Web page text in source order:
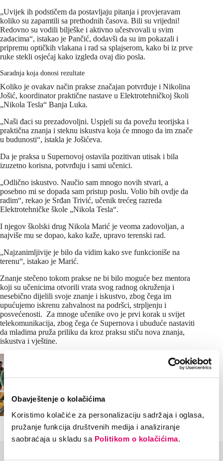
Obavještenje o kolačićima
Koristimo kolačiće za personalizaciju sadržaja i oglasa,
pružanje funkcija društvenih medija i analiziranje
saobraćaja u skladu sa Politikom o kolačićima
„Uvijek ih podstičem da postavljaju pitanja i provjeravam
koliko su zapamtili sa prethodnih časova. Bili su vrijedni!
Redovno su vodili bilješke i aktivno učestvovali u svim
zadacima“, istakao je Pančić, dodavši da su im pokazali i
pripremu optičkih vlakana i rad sa splajserom, kako bi iz prve
ruke stekli osjećaj kako izgleda ovaj dio posla.
Saradnja koja donosi rezultate
Koliko je ovakav način prakse značajan potvrđuje i Nikolina
Jošić, koordinator praktične nastave u Elektrotehničkoj školi
„Nikola Tesla“ Banja Luka.
„Naši đaci su prezadovoljni. Uspjeli su da povežu teorijska i
praktična znanja i steknu iskustva koja će mnogo da im znače
u budunosti“, istakla je Jošićeva.
Da je praksa u Supernovoj ostavila pozitivan utisak i bila
izuzetno korisna, potvrđuju i sami učenici.
„Odlično iskustvo. Naučio sam mnogo novih stvari, a
posebno mi se dopada sam pristup poslu. Volio bih ovdje da
radim“, rekao je Srđan Trivić, učenik trećeg razreda
Elektrotehničke škole „Nikola Tesla“.
I njegov školski drug Nikola Marić je veoma zadovoljan, a
najviše mu se dopao, kako kaže, upravo terenski rad.
„Najzanimljivije je bilo da vidim kako sve funkcioniše na
terenu“, istakao je Marić.
Znanje stečeno tokom prakse ne bi bilo moguće bez mentora
koji su učenicima otvorili vrata svog radnog okruženja i
nesebično dijelili svoje znanje i iskustvo, zbog čega im
upućujemo iskrenu zahvalnost na podršci, strpljenju i
posvećenosti. Za mnoge učenike ovo je prvi korak u svijet
telekomunikacija, zbog čega će Supernova i ubuduće nastaviti
da mladima pruža priliku da kroz praksu stiču nova znanja,
iskustva i vještine.